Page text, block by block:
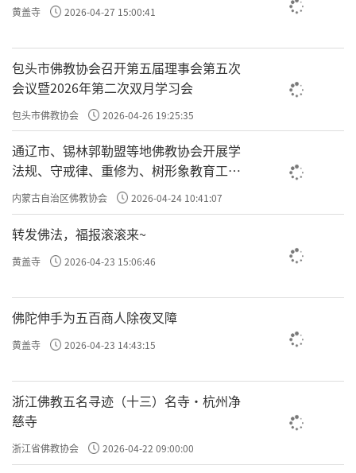
黄盖寺 2026-04-27 15:00:41
包头市佛教协会召开第五届理事会第五次
会议暨2026年第二次双月学习会
包头市佛教协会 2026-04-26 19:25:35
通辽市、锡林郭勒盟等地佛教协会开展学
法规、守戒律、重修为、树形象教育工作
专题学习会
内蒙古自治区佛教协会 2026-04-24 10:41:07
转发佛法，福报滚滚来~
黄盖寺 2026-04-23 15:06:46
佛陀伸手为五百商人除夜叉障
黄盖寺 2026-04-23 14:43:15
浙江佛教五名寻迹（十三）名寺·杭州净
慈寺
浙江省佛教协会 2026-04-22 09:00:00